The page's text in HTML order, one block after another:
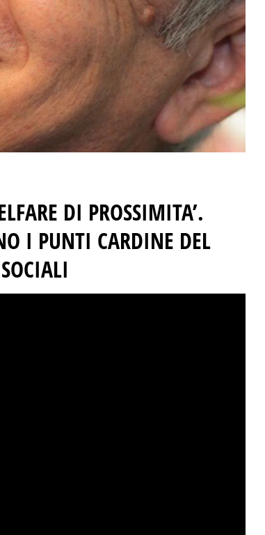
DI PROSSIMITA’.
I PUNTI CARDINE DEL